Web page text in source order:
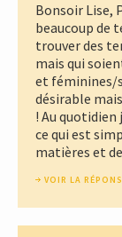
Bonsoir Lise,
beaucoup de
trouver des
mais qui
et féminines/
désirable
! Au
ce qui est
matières et
VOIR LA